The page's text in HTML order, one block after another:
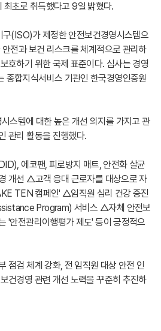
초로 취득했다고 9일 밝혔다.
(ISO)가 제정한 안전보건경영시스템으
전과 보건 리스크를 체계적으로 관리하
호하기 위한 국제 표준이다. 심사는 경영
종합지식서비스 기관인 한국경영인증원
스템에 대한 높은 개선 의지를 가지고 관
관리 활동을 진행했다.
에코팬, 피로방지 매트, 안전화 살균
개선 △고객 응대 근로자를 대상으로 자
TEN 캠페인' △임직원 심리 건강 증진
Program) 서비스 △자체 안전보
'안전관리이행평가 제도' 등이 긍정적으
점검 체계 강화, 전 임직원 대상 안전 인
건경영 관련 개선 노력을 꾸준히 추진하